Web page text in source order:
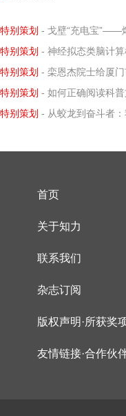
特别策划 - 戈壁“充电宝”——
特别策划 - 神经拟态类脑计
特别策划 - 栾恩杰院士给厦门市槟榔小学的科
特别策划 - 如何正确阅读科
特别策划 - 从蛟龙到奋斗者
首页
关于知力
联系我们
杂志订阅
版权声明·所获奖
友情链接·合作伙